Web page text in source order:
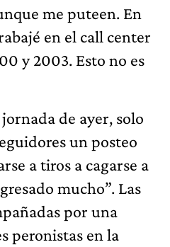
me puteen. En
en el call center
y 2003. Esto no es
de ayer, solo
un posteo
a tiros a cagarse a
mucho”. Las
por una
peronistas en la